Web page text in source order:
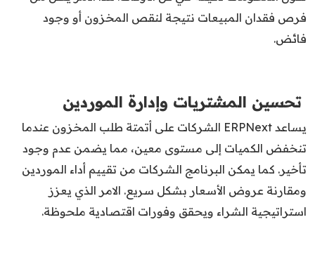
فرص فقدان المبيعات نتيجة لنقص المخزون أو وجود
فائض.
تحسين المشتريات وإدارة الموردين
يساعد ERPNext الشركات على أتمتة طلب المخزون عندما
تنخفض الكميات إلى مستوى معين، مما يضمن عدم وجود
تأخير. كما يمكن البرنامج الشركات من تقييم أداء الموردين
ومقارنة عروض الأسعار بشكل سريع. الامر الذي يعزز
استراتيجية الشراء ويحقق وفورات اقتصادية ملحوظة.